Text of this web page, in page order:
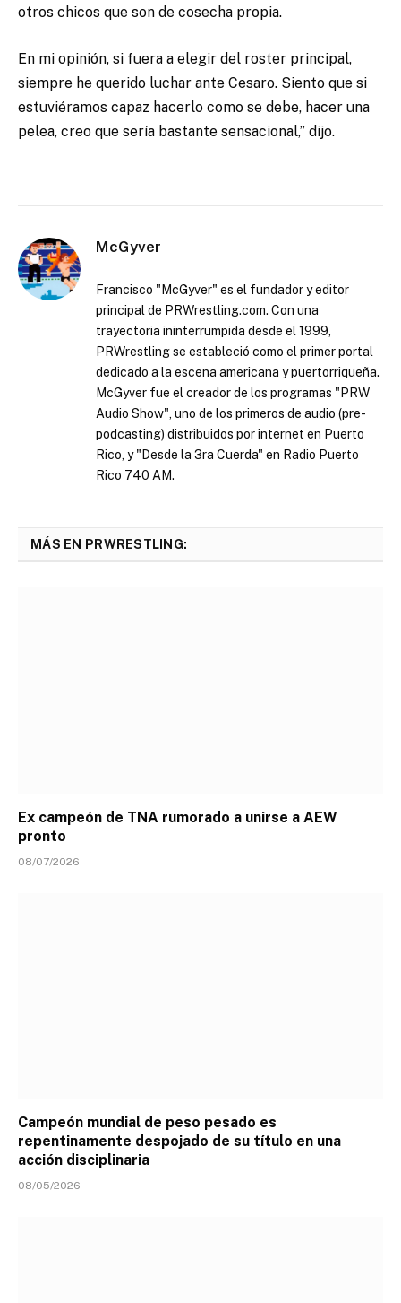
otros chicos que son de cosecha propia.
En mi opinión, si fuera a elegir del roster principal,
siempre he querido luchar ante Cesaro. Siento que si
estuviéramos capaz hacerlo como se debe, hacer una
pelea, creo que sería bastante sensacional,” dijo.
McGyver
Francisco "McGyver" es el fundador y editor
principal de PRWrestling.com. Con una
trayectoria ininterrumpida desde el 1999,
PRWrestling se estableció como el primer portal
dedicado a la escena americana y puertorriqueña.
McGyver fue el creador de los programas "PRW
Audio Show", uno de los primeros de audio (pre-
podcasting) distribuidos por internet en Puerto
Rico, y "Desde la 3ra Cuerda" en Radio Puerto
Rico 740 AM.
MÁS EN PRWRESTLING:
Ex campeón de TNA rumorado a unirse a AEW
pronto
08/07/2026
Campeón mundial de peso pesado es
repentinamente despojado de su título en una
acción disciplinaria
08/05/2026